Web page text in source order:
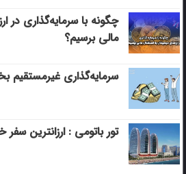
چگونه با سرمایه‌گذاری در
مالی برسیم؟
سرمایه‌گذاری
تور باتومی : ارزانترین سفر